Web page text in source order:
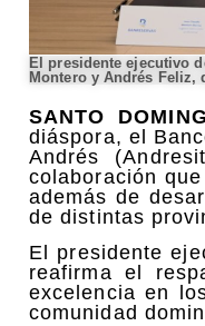
El presidente ejecutivo
Montero y Andrés Feliz,
SANTO
diáspora, el
Andrés
colaboración
además de
de distintas
El presidente
reafirma el
excelencia en
comunidad